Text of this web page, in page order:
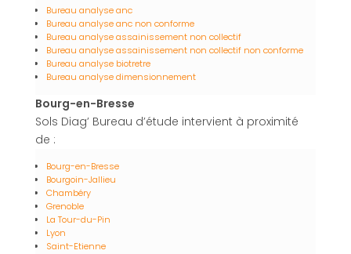
Bureau analyse anc
Bureau analyse anc non conforme
Bureau analyse assainissement non collectif
Bureau analyse assainissement non collectif non conforme
Bureau analyse biotretre
Bureau analyse dimensionnement
Bourg-en-Bresse
Sols Diag’ Bureau d’étude intervient à proximité
de :
Bourg-en-Bresse
Bourgoin-Jallieu
Chambéry
Grenoble
La Tour-du-Pin
Lyon
Saint-Etienne